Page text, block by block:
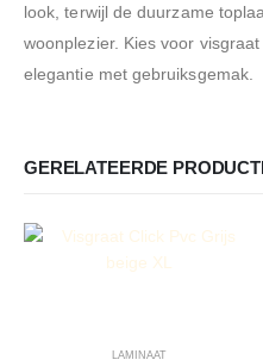
look, terwijl de duurzame
woonplezier. Kies voor
elegantie met gebruiksgemak.
GERELATEERDE
LAMINAAT